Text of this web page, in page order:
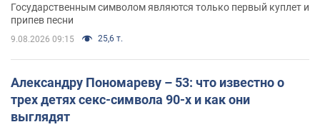
Государственным символом являются только первый куплет и
припев песни
9.08.2026 09:15 25,6 т.
Александру Пономареву – 53: что известно о
трех детях секс-символа 90-х и как они
выглядят